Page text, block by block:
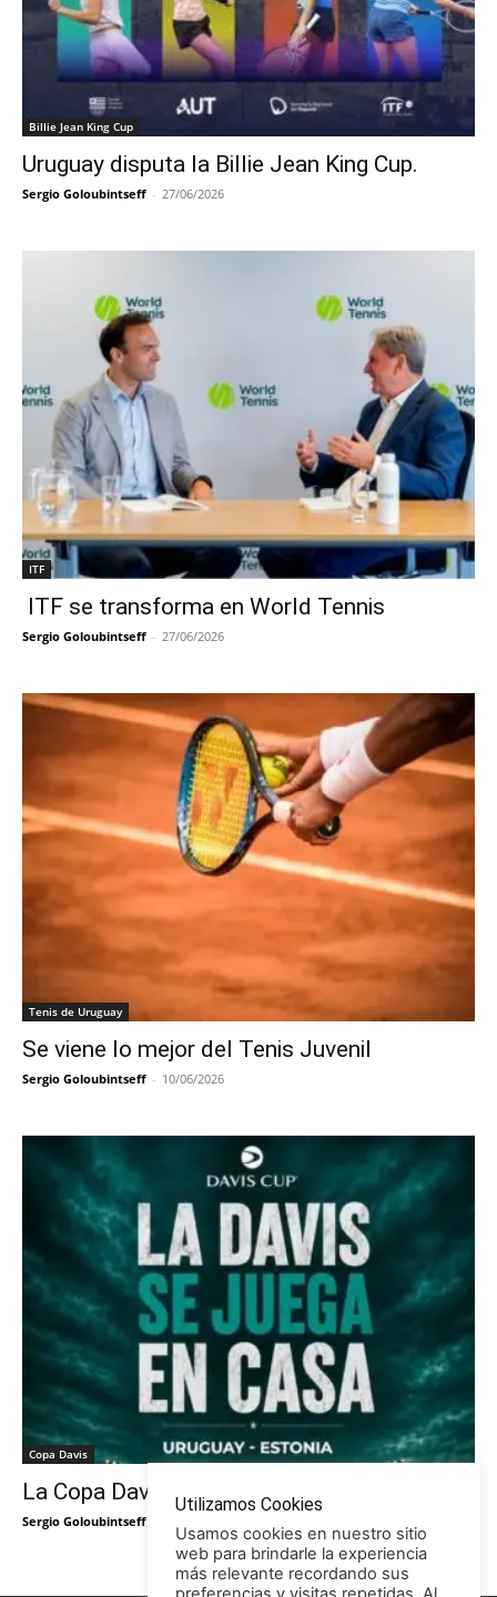
Billie Jean King Cup
Uruguay disputa la Billie Jean King Cup.
Sergio Goloubintseff - 27/06/2026
ITF
ITF se transforma en World Tennis
Sergio Goloubintseff - 27/06/2026
Tenis de Uruguay
Se viene lo mejor del Tenis Juvenil
Sergio Goloubintseff - 10/06/2026
Copa Davis
La Copa Davis vuelve al Círculo
Sergio Goloubintseff
Utilizamos Cookies
Usamos cookies en nuestro sitio
web para brindarle la experiencia
más relevante recordando sus